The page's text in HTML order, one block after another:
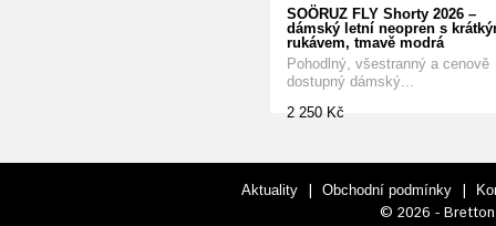
SOÖRUZ FLY Shorty 2026 –
dámský letní neopren s
rukávem, tmavě modrá
Pohodlný, všestranný a cenově
dostupný dámský...
2 250 Kč
Aktuality | Obchodní podmínky |
© 2026 - Bretton